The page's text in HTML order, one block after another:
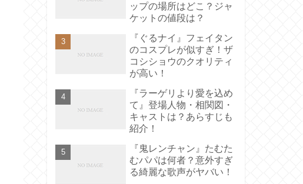
ップの場所はどこ？ジャ
ケットの値段は？
『ぐるナイ』フェイタン
のコスプレが似すぎ！ザ
コシショウのクオリティ
が高い！
『ラーゲリより愛を込め
て』登場人物・相関図・
キャストは？あらすじも
紹介！
『鬼レンチャン』たむた
むパパは何者？意外すぎ
る綺麗な歌声がヤバい！